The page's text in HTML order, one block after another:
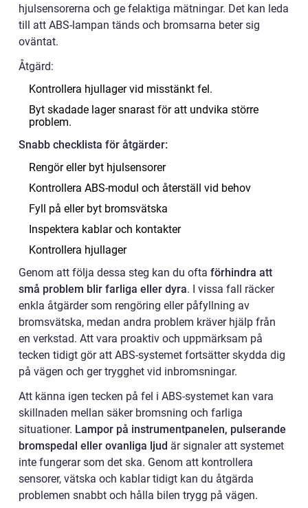
hjulsensorerna och ge felaktiga mätningar. Det kan leda
till att ABS-lampan tänds och bromsarna beter sig
oväntat.
Åtgärd:
Kontrollera hjullager vid misstänkt fel.
Byt skadade lager snarast för att undvika större
problem.
Snabb checklista för åtgärder:
Rengör eller byt hjulsensorer
Kontrollera ABS-modul och återställ vid behov
Fyll på eller byt bromsvätska
Inspektera kablar och kontakter
Kontrollera hjullager
Genom att följa dessa steg kan du ofta förhindra att
små problem blir farliga eller dyra. I vissa fall räcker
enkla åtgärder som rengöring eller påfyllning av
bromsvätska, medan andra problem kräver hjälp från
en verkstad. Att vara proaktiv och uppmärksam på
tecken tidigt gör att ABS-systemet fortsätter skydda dig
på vägen och ger trygghet vid inbromsningar.
Att känna igen tecken på fel i ABS-systemet kan vara
skillnaden mellan säker bromsning och farliga
situationer. Lampor på instrumentpanelen, pulserande
bromspedal eller ovanliga ljud är signaler att systemet
inte fungerar som det ska. Genom att kontrollera
sensorer, vätska och kablar tidigt kan du åtgärda
problemen snabbt och hålla bilen trygg på vägen.